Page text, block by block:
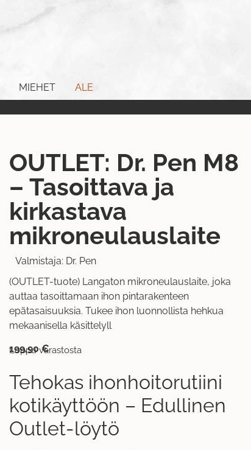
MIEHET
ALE
OUTLET: Dr. Pen M8
– Tasoittava ja
kirkastava
mikroneulauslaite
Valmistaja: Dr. Pen
(OUTLET-tuote) Langaton mikroneulauslaite, joka
auttaa tasoittamaan ihon pintarakenteen
epätasaisuuksia. Tukee ihon luonnollista hehkua
mekaanisella käsittelyll
199,90€
Loppu varastosta
Tehokas ihonhoitorutiini
kotikäyttöön – Edullinen
Outlet-löytö